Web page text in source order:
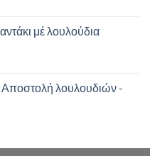
μέ λουλούδια
λουλουδιών -